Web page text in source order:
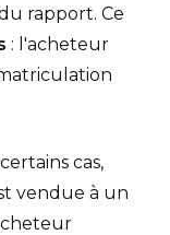
rapport. Ce
: l'acheteur
cas,
vendue à un